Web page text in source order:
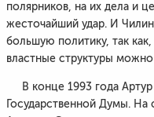
полярников, на их дела и
жесточайший удар. И
большую политику, так
властные структуры
В конце 1993 года Артур
Государственной Думы.